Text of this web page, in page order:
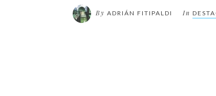
By ADRIÁN FITIPALDI In